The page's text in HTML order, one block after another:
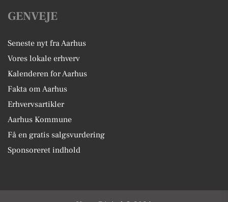
GENVEJE
Seneste nyt fra Aarhus
Vores lokale erhverv
Kalenderen for Aarhus
Fakta om Aarhus
Erhvervsartikler
Aarhus Kommune
Få en gratis salgsvurdering
Sponsoreret indhold